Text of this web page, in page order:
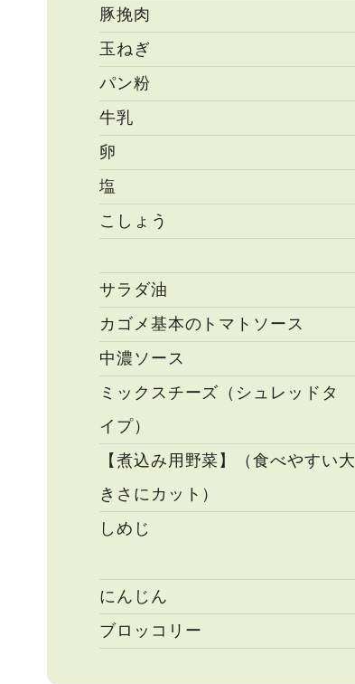
豚挽肉
玉ねぎ
パン粉
牛乳
卵
塩
こしょう
サラダ油
カゴメ基本のトマトソース
中濃ソース
ミックスチーズ（シュレッドタ
イプ）
【煮込み用野菜】（食べやすい大
きさにカット）
しめじ
にんじん
ブロッコリー